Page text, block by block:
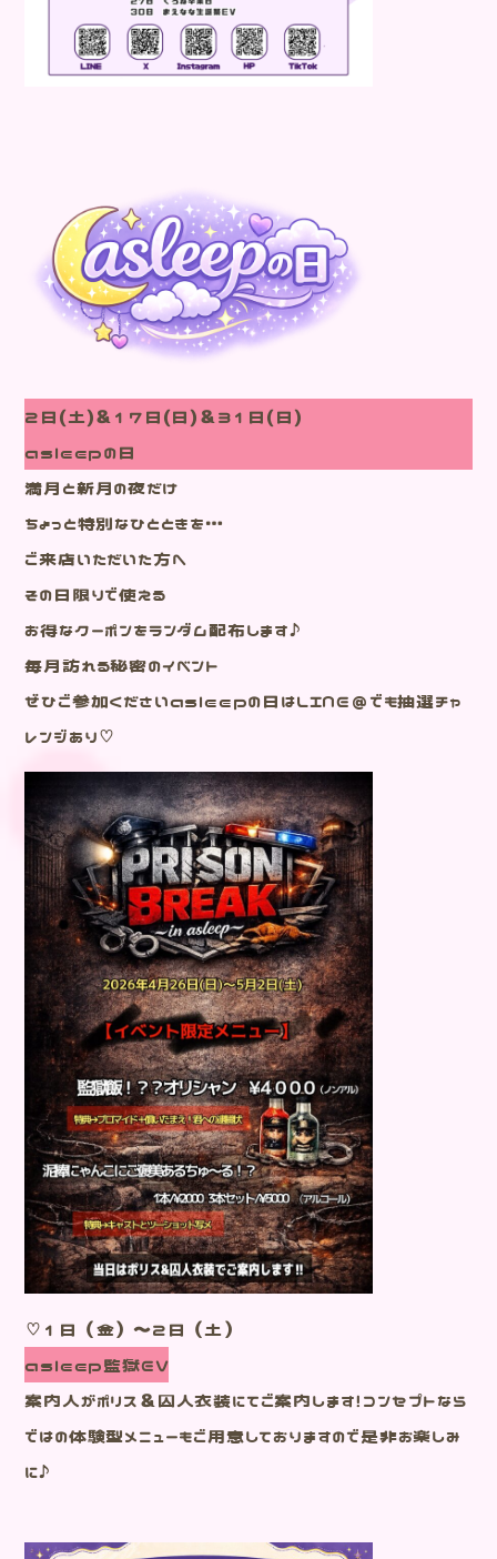
2日(土)＆17日(日)＆31日(日)
asleepの日
満月と新月の夜だけ
ちょっと特別なひとときを…
ご来店いただいた方へ
その日限りで使える
お得なクーポンをランダム配布します♪
毎月訪れる秘密のイベント
ぜひご参加くださいasleepの日はLINE＠でも抽選チャ
レンジあり♡
♡1日（金）～２日（土）
asleep監獄EV
案内人がポリス＆囚人衣装にてご案内します！コンセプトなら
ではの体験型メニューもご用意しておりますので是非お楽しみ
に♪